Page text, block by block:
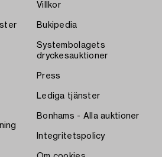
Villkor
Bukipedia
Systembolagets
dryckesauktioner
Press
Lediga tjänster
Bonhams - Alla auktioner
Integritetspolicy